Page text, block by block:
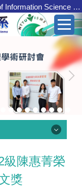
國立臺東大學 資訊管理學系 Department of Information Science and Management Systems
級陳惠菁榮
獎